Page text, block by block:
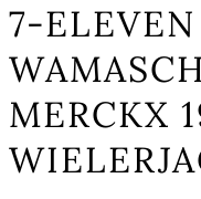
7-
MERCKX